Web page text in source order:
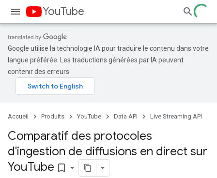
YouTube
Google utilise la technologie IA pour traduire le contenu dans votre
langue préférée. Les traductions générées par IA peuvent
contenir des erreurs.
Accueil Produits YouTube Data API Live Streaming API
Comparatif des protocoles
d'ingestion de diffusions en direct sur
YouTube bookmark_border